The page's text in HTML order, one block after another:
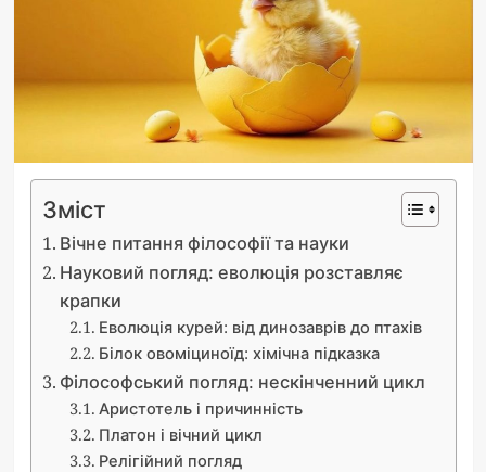
Зміст
Вічне питання філософії та науки
Науковий погляд: еволюція розставляє
крапки
Еволюція курей: від динозаврів до птахів
Білок овоміциноїд: хімічна підказка
Філософський погляд: нескінченний цикл
Аристотель і причинність
Платон і вічний цикл
Релігійний погляд